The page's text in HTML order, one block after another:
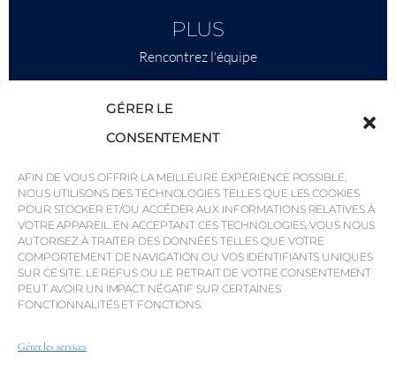
GÉRER LE
CONSENTEMENT
AFIN DE VOUS OFFRIR LA MEILLEURE EXPÉRIENCE POSSIBLE,
NOUS UTILISONS DES TECHNOLOGIES TELLES QUE LES COOKIES
POUR STOCKER ET/OU ACCÉDER AUX INFORMATIONS RELATIVES À
VOTRE APPAREIL. EN ACCEPTANT CES TECHNOLOGIES, VOUS NOUS
AUTORISEZ À TRAITER DES DONNÉES TELLES QUE VOTRE
COMPORTEMENT DE NAVIGATION OU VOS IDENTIFIANTS UNIQUES
SUR CE SITE. LE REFUS OU LE RETRAIT DE VOTRE CONSENTEMENT
PEUT AVOIR UN IMPACT NÉGATIF SUR CERTAINES
FONCTIONNALITÉS ET FONCTIONS.
Gérer les services
PLUS
Rencontrez l'équipe
Pourquoi QP Savills ?
Actualités et événements
Cartes de la région
Communauté
Carrières